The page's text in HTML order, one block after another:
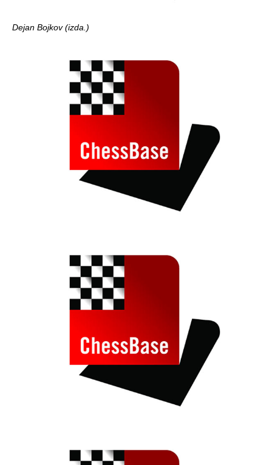
Dejan Bojkov (izda.)